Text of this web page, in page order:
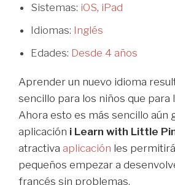
Sistemas: iOS, iPad
Idiomas: Inglés
Edades: Desde 4 años
Aprender un nuevo idioma
sencillo para los niños que para
Ahora esto es más sencillo aún
aplicación i Learn with Little
atractiva aplicación les
pequeños empezar a
francés sin problemas.